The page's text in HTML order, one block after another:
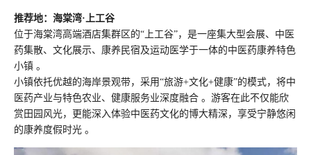
推荐地：海棠湾·上工谷
位于海棠湾高端酒店集群区的“上工谷”，是一座集大型会展、中医
药集散、文化展示、康养民宿及运动医学于一体的中医药康养特色
小镇 。
小镇依托优越的海岸景观带，采用“旅游+文化+健康”的模式，将中
医药产业与特色农业、健康服务业深度融合 。游客在此不仅能欣
赏田园风光，更能深入体验中医药文化的博大精深，享受宁静悠闲
的康养度假时光 。